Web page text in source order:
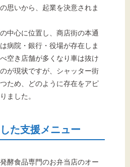
思いから、起業を決意されま
中心に位置し、商店街の本通
病院・銀行・役場が存在しま
空き店舗が多くなり車は抜け
が現状ですが、シャッター街
ため、どのように存在をアピ
ました。
た支援メニュー
酵食品専門のお弁当店のオー